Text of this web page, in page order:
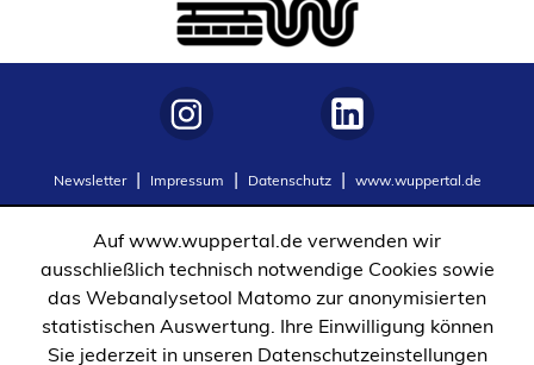
Newsletter
in
Impressum Datenschutz www.wuppertal.de
in
Auf www.wuppertal.de verwenden wir
ausschließlich technisch notwendige Cookies sowie
das Webanalysetool Matomo zur anonymisierten
statistischen Auswertung. Ihre Einwilligung können
Sie jederzeit in unseren Datenschutzeinstellungen